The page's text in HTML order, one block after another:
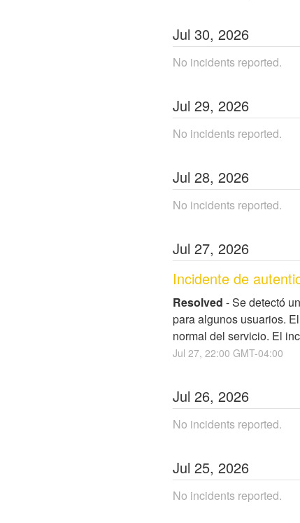
Jul 30, 2026
No incidents reported.
Jul 29, 2026
No incidents reported.
Jul 28, 2026
No incidents reported.
Jul 27, 2026
Incidente de
Resolved -Se detectó
para algunos usuarios.
normal del servicio. El
Jul 27, 22:00 GMT-04:00
Jul 26, 2026
No incidents reported.
Jul 25, 2026
No incidents reported.